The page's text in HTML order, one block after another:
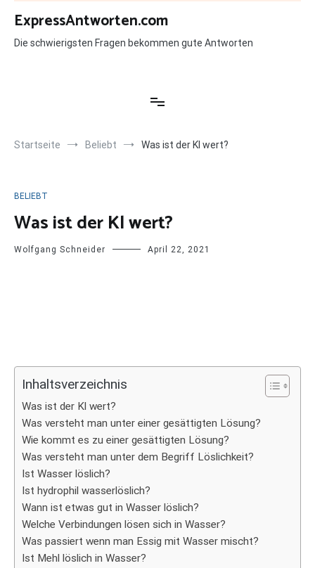
Zum
Inhalt
springen
ExpressAntworten.com
Die schwierigsten Fragen bekommen gute Antworten
Startseite Beliebt Was ist der Kl wert?
BELIEBT
Was ist der Kl wert?
Wolfgang Schneider April 22, 2021
Inhaltsverzeichnis
Was ist der Kl wert?
Was versteht man unter einer gesättigten Lösung?
Wie kommt es zu einer gesättigten Lösung?
Was versteht man unter dem Begriff Löslichkeit?
Ist Wasser löslich?
Ist hydrophil wasserlöslich?
Wann ist etwas gut in Wasser löslich?
Welche Verbindungen lösen sich in Wasser?
Was passiert wenn man Essig mit Wasser mischt?
Ist Mehl löslich in Wasser?